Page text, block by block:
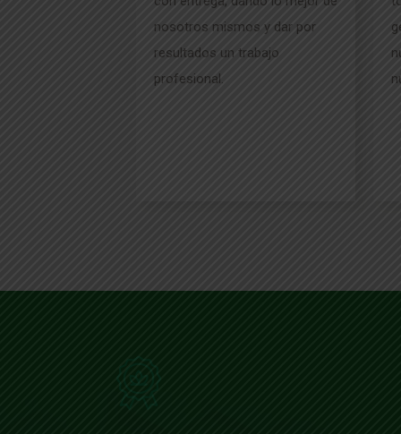
nosotros mismos y dar por
resultados un trabajo
profesional.